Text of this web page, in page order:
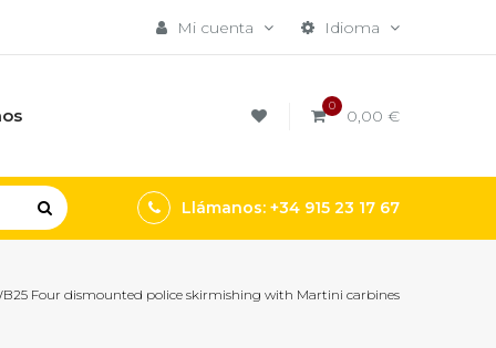
Idioma
Mi cuenta
0 0,00 €
Llámanos: +34 915 23 17 67
Four dismounted police skirmishing with Martini carbines